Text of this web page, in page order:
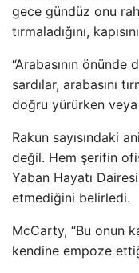
gece gündüz onu
tırmaladığını,
“Arabasının önünde
sardılar, arabasını
doğru yürürken veya
Rakun sayısındaki
değil. Hem şerifin
Yaban Hayatı
etmediğini belirledi.
McCarty, “Bu onun
kendine empoze